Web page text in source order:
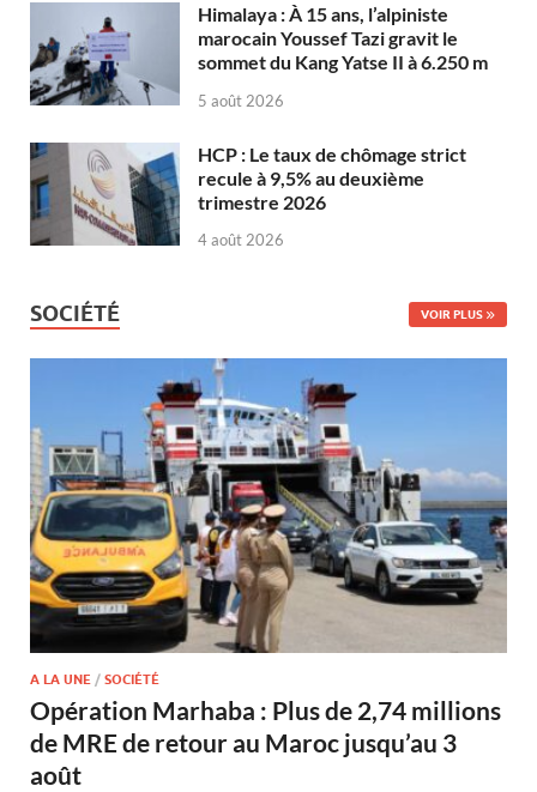
Himalaya : À 15 ans, l’alpiniste
marocain Youssef Tazi gravit le
sommet du Kang Yatse II à 6.250 m
5 août 2026
HCP : Le taux de chômage strict
recule à 9,5% au deuxième
trimestre 2026
4 août 2026
SOCIÉTÉ VOIR PLUS
A LA UNE / SOCIÉTÉ
Opération Marhaba : Plus de 2,74 millions
de MRE de retour au Maroc jusqu’au 3
août